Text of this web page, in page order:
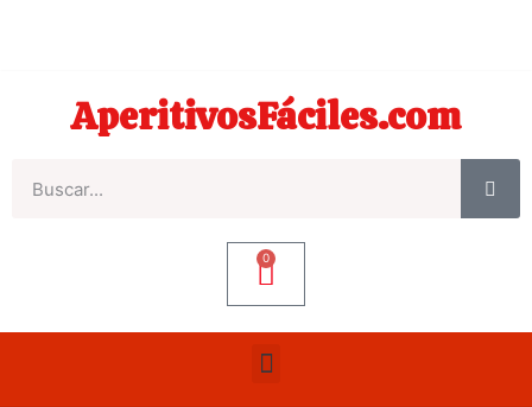
AperitivosFáciles.com
0